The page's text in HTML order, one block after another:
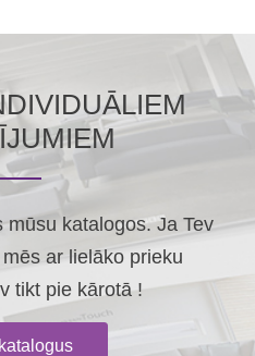
katalogos. Ja Tev
ar lielāko prieku
tikt pie kārotā !